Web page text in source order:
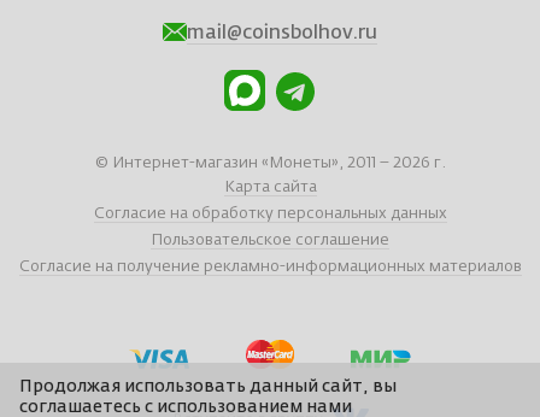
mail@coinsbolhov.ru
© Интернет-магазин «Монеты», 2011 – 2026 г.
Карта сайта
Согласие на обработку персональных данных
Пользовательское соглашение
Согласие на получение рекламно-информационных материалов
Продолжая использовать данный сайт, вы
соглашаетесь с использованием нами